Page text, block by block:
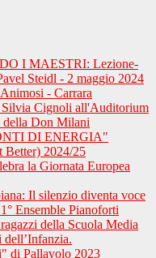
I MAESTRI: Lezione-
Steidl - 2 maggio 2024
- Carrara
Cignoli all'Auditorium
Don Milani
DI ENERGIA"
2024/25
la Giornata Europea
Il silenzio diventa voce
Ensemble Pianoforti
della Scuola Media
di Pallavolo 2023